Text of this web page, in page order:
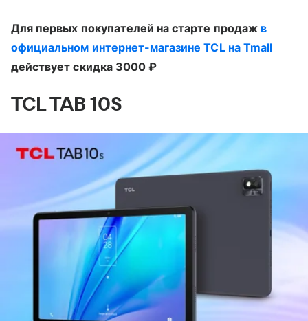
Для первых покупателей на старте продаж в
официальном интернет-магазине TCL на Tmall
действует скидка 3000 ₽
TCL TAB 10S